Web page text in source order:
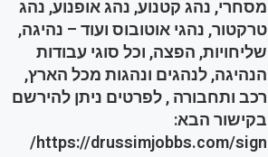
מסחרי, נהג קטנוע, נהג אופנוע, נהג
טרקטור, נהגי אוטובוס ועוד – נהיגה,
שליחויות, הפצה, וכל סוגי עבודות
הנהיגה, לנהגים ונהגות מכל הארץ,
רכב ותחבורה , לפרטים ניתן להירשם
בקישור הבא:
https://drussimjobbs.com/sign/